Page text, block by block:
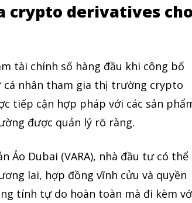
crypto derivatives cho
tài chính số hàng đầu khi công bố
cá nhân tham gia thị trường crypto
tiếp cận hợp pháp với các sản
được quản lý rõ ràng.
Ảo Dubai (VARA), nhà đầu tư có thể
lai, hợp đồng vĩnh cửu và quyền
tính tự do hoàn toàn mà đi kèm